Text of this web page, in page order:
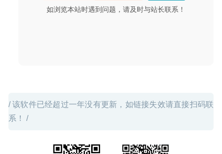
如浏览本站时遇到问题，请及时与站长联系！
/ 该软件已经超过一年没有更新，如链接失效请直接扫码联
系！ /
2020-06-